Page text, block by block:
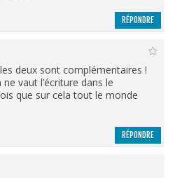
RÉPONDRE
deux sont complémentaires !
vaut l’écriture dans le
que sur cela tout le monde
RÉPONDRE